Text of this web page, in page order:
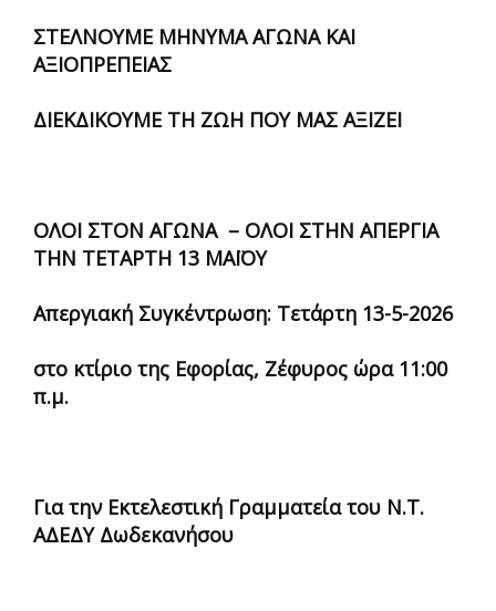
ΣΤΕΛΝΟΥΜΕ ΜΗΝΥΜΑ ΑΓΩΝΑ ΚΑΙ
ΑΞΙΟΠΡΕΠΕΙΑΣ
ΔΙΕΚΔΙΚΟΥΜΕ ΤΗ ΖΩΗ ΠΟΥ ΜΑΣ ΑΞΙΖΕΙ
ΟΛΟΙ ΣΤΟΝ ΑΓΩΝΑ – ΟΛΟΙ ΣΤΗΝ ΑΠΕΡΓΙΑ
ΤΗΝ ΤΕΤΑΡΤΗ 13 ΜΑΪΟΥ
Απεργιακή Συγκέντρωση: Τετάρτη 13-5-2026
στο κτίριο της Εφορίας, Ζέφυρος ώρα 11:00
π.μ.
Για την Εκτελεστική Γραμματεία του Ν.Τ.
ΑΔΕΔΥ Δωδεκανήσου